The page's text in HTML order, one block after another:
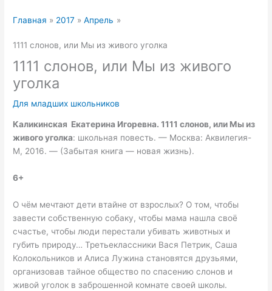
Главная 2017 Апрель
1111 слонов, или Мы из живого уголка
1111 слонов, или Мы из живого
уголка
Для младших школьников
Каликинская Екатерина Игоревна.1111 слонов, или Мы из
живого уголка: школьная повесть. — Москва: Аквилегия-
М, 2016. — (Забытая книга — новая жизнь).
6+
О чём мечтают дети втайне от взрослых? О том, чтобы
завести собственную собаку, чтобы мама нашла своё
счастье, чтобы люди перестали убивать животных и
губить природу… Третьеклассники Вася Петрик, Саша
Колокольников и Алиса Лужина становятся друзьями,
организовав тайное общество по спасению слонов и
живой уголок в заброшенной комнате своей школы.